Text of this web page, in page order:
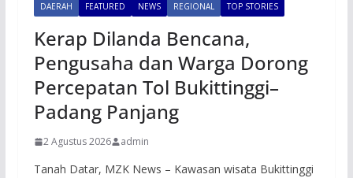
DAERAH FEATURED NEWS REGIONAL TOP STORIES
Kerap Dilanda Bencana,
Pengusaha dan Warga Dorong
Percepatan Tol Bukittinggi–
Padang Panjang
2 Agustus 2026 admin
Tanah Datar, MZK News – Kawasan wisata Bukittinggi